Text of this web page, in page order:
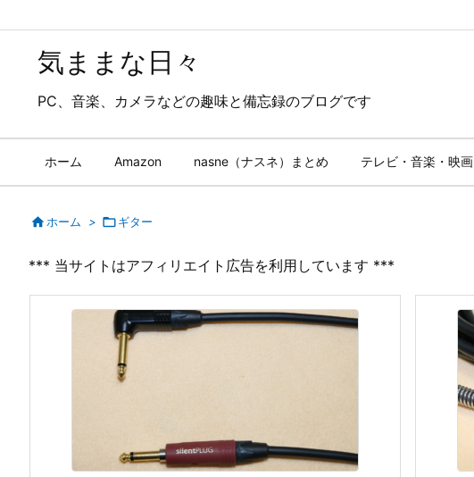
気ままな日々
PC、音楽、カメラなどの趣味と備忘録のブログです
ホーム Amazon nasne（ナスネ）まとめ テレビ・音楽・映画
ホーム > ギター
*** 当サイトはアフィリエイト広告を利用しています ***